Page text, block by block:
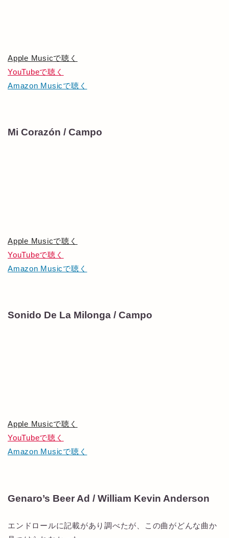
Apple Musicで聴く
YouTubeで聴く
Amazon Musicで聴く
Mi Corazón / Campo
Apple Musicで聴く
YouTubeで聴く
Amazon Musicで聴く
Sonido De La Milonga / Campo
Apple Musicで聴く
YouTubeで聴く
Amazon Musicで聴く
Genaro’s Beer Ad / William Kevin Anderson
エンドロールに記載があり調べたが、この曲がどんな曲か